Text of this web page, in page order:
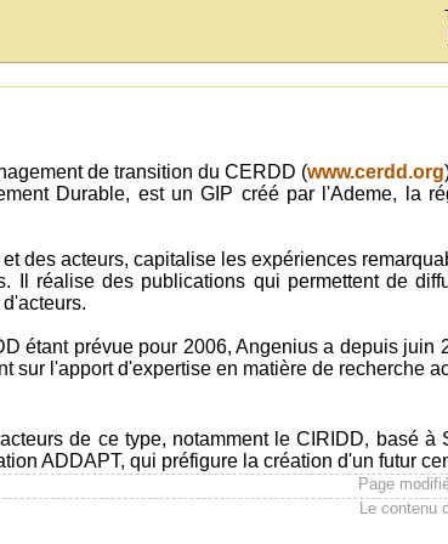
de transition du CERDD (www.cerdd.org
Durable, est un GIP créé par l'Ademe, la
des acteurs, capitalise les expériences
Il réalise des publications qui permettent de
étant prévue pour 2006, Angenius a depuis
sur l'apport d'expertise en matière de recherche
de ce type, notamment le CIRIDD, basé
ADDAPT, qui préfigure la création d'un futur
Page
Le contenu